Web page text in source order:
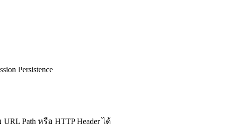
Persistence
Path หรือ HTTP Header ได้